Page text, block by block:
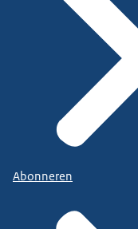
Abonneren